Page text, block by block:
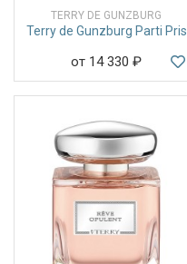
TERRY DE GUNZBURG
Terry de Gunzburg Parti Pris
от 14 330 ₽